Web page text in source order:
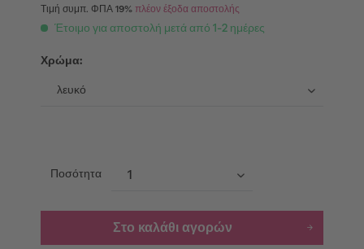
Τιμή συμπ. ΦΠΑ 19% πλέον έξοδα αποστολής
Έτοιμο για αποστολή μετά από 1-2 ημέρες
Χρώμα:
Ποσότητα
Στο καλάθι αγορών